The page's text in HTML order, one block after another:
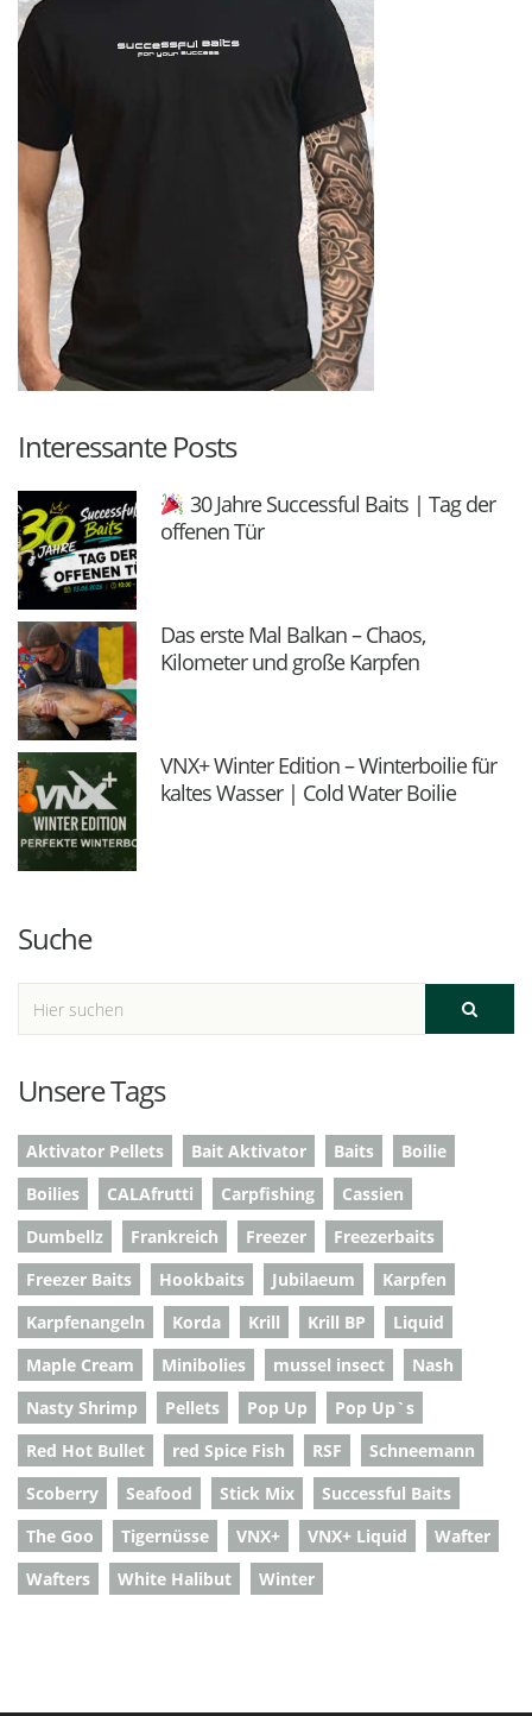
Interessante Posts
30 Jahre Successful Baits | Tag der
offenen Tür
Das erste Mal Balkan – Chaos,
Kilometer und große Karpfen
VNX+ Winter Edition – Winterboilie für
kaltes Wasser | Cold Water Boilie
Suche
Unsere Tags
Aktivator Pellets Bait Aktivator Baits
Boilie
Boilies
CALAfrutti Carpfishing
Cassien
Dumbellz
Frankreich Freezer
Freezerbaits
Freezer Baits
Hookbaits Jubilaeum
Karpfen
Karpfenangeln
Korda Krill Krill BP
Liquid
Maple Cream
Minibolies mussel insect
Nash
Nasty Shrimp
Pellets Pop Up
Pop Up`s
Red Hot Bullet
red Spice Fish RSF
Schneemann
Scoberry
Seafood Stick Mix
Successful Baits
The Goo
Tigernüsse VNX+ VNX+ Liquid
Wafter
Wafters
White Halibut Winter